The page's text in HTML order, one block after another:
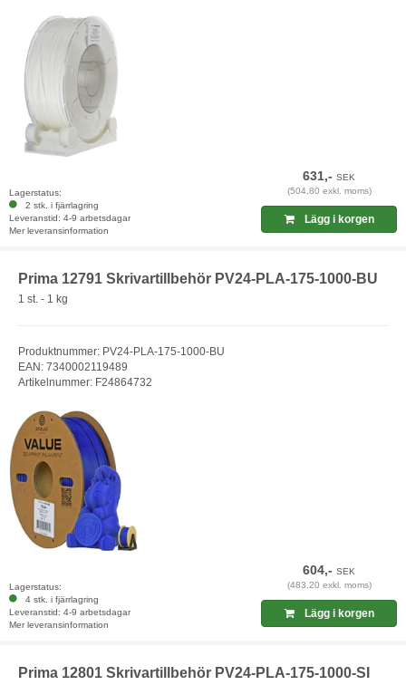
Lagerstatus:
2 stk. i fjärrlagring
Leveranstid: 4-9 arbetsdagar
Mer leveransinformation
631,-SEK
(504,80 exkl. moms)
Lägg i korgen
Prima 12791 Skrivartillbehör PV24-PLA-175-1000-BU
1 st. - 1 kg
Produktnummer: PV24-PLA-175-1000-BU
EAN: 7340002119489
Artikelnummer: F24864732
Lagerstatus:
4 stk. i fjärrlagring
Leveranstid: 4-9 arbetsdagar
Mer leveransinformation
604,-SEK
(483,20 exkl. moms)
Lägg i korgen
Prima 12801 Skrivartillbehör PV24-PLA-175-1000-SI